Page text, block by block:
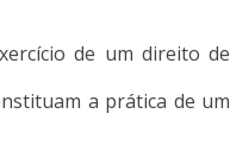
de um direito de
a prática de um